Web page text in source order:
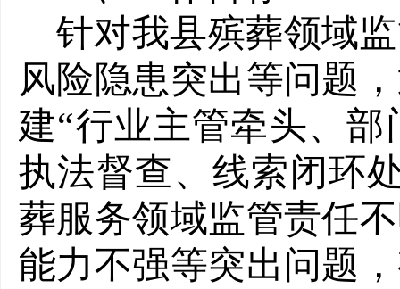
针对我县殡葬领域
风险隐患突出等问题
建“行业主管牵头、
执法督查、线索闭环
葬服务领域监管责任
能力不强等突出问题